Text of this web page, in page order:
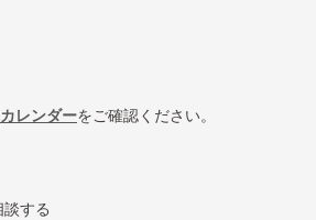
カレンダーをご確認ください。
談する